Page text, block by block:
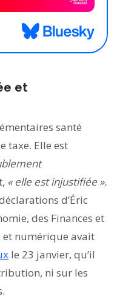
et
santé
taxe. Elle est
« elle est injustifiée ».
d’Éric
des Finances et
numérique avait
le 23 janvier, qu’il
ni sur les